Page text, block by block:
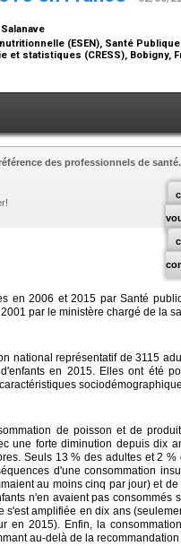
(ESEN), Santé
et statistiques (CRESS), Bobigny,
des professionnels de santé.
en 2006 et 2015 par Santé
par le ministère chargé de la
national représentatif de 3115
en 2015. Elles ont été
de poisson et de
une forte diminution depuis dix
Seuls 13 % des adultes et 2
d'une consommation
au moins cinq par jour) et
n'en avaient pas consommés
s'est amplifiée en dix ans
en 2015). Enfin, la
au-delà de la